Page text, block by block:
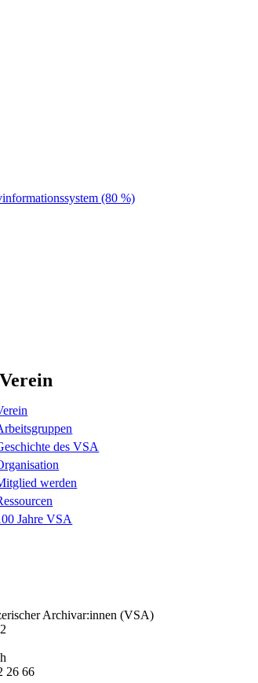
(80 %)
des VSA
werden
Jahre VSA
Archivar:innen (VSA)
26 66